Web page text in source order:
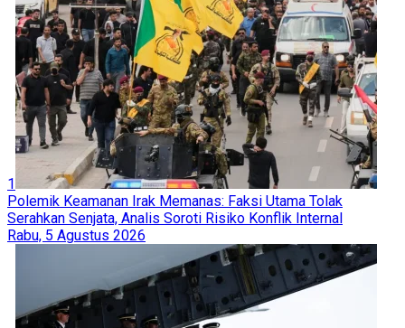
1
Polemik Keamanan Irak Memanas: Faksi Utama Tolak
Serahkan Senjata, Analis Soroti Risiko Konflik Internal
Rabu, 5 Agustus 2026